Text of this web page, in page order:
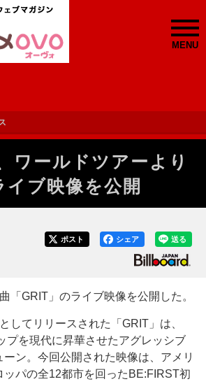
MENU
ワールドツアーより
イブ映像を公開
送る
シェア
ポスト
「GRIT」のライブ映像を公開した。
してリリースされた「GRIT」は、
プを現代に昇華させたアグレッシブ
ン。今回公開された映像は、アメリ
ッパの全12都市を回ったBE:FIRST初